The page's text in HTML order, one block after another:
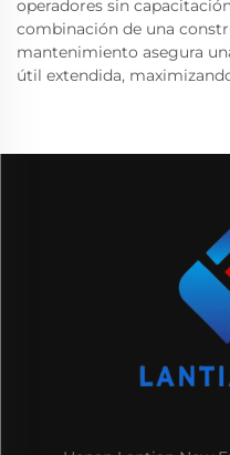
operadores sin
combinación de una
mantenimiento asegura
útil extendida,